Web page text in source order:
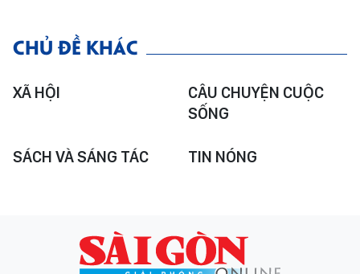
CHỦ ĐỀ KHÁC
XÃ HỘI
CÂU CHUYỆN CUỘC
SỐNG
SÁCH VÀ SÁNG TÁC TIN NÓNG